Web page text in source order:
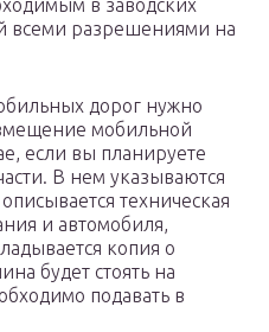
в заводских
всеми разрешениями на
дорог нужно
мобильной
если вы планируете
В нем указываются
техническая
и автомобиля,
копия о
будет стоять на
подавать в